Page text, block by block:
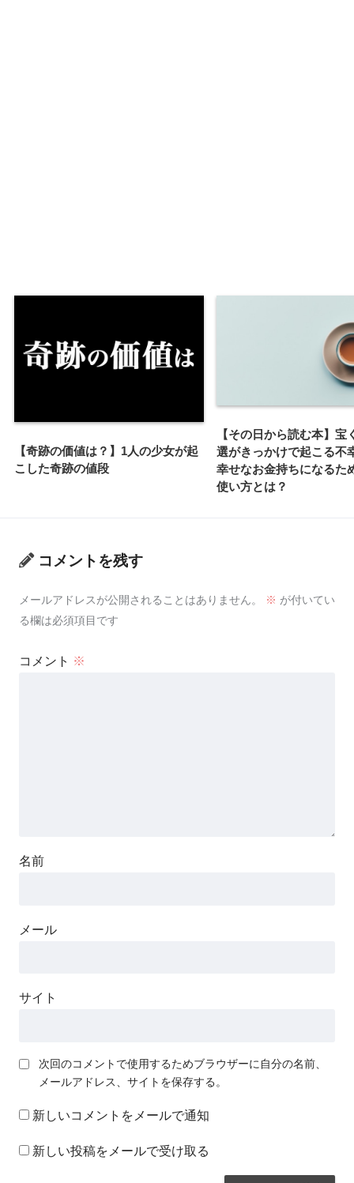
【奇跡の価値は？】1人の少女が起
こした奇跡の値段
【その日から読む本】宝
選がきっかけで起こる不
幸せなお金持ちになるた
使い方とは？
コメントを残す
メールアドレスが公開されることはありません。 ※ が付いてい
る欄は必須項目です
コメント ※
名前
メール
サイト
次回のコメントで使用するためブラウザーに自分の名前、
メールアドレス、サイトを保存する。
新しいコメントをメールで通知
新しい投稿をメールで受け取る